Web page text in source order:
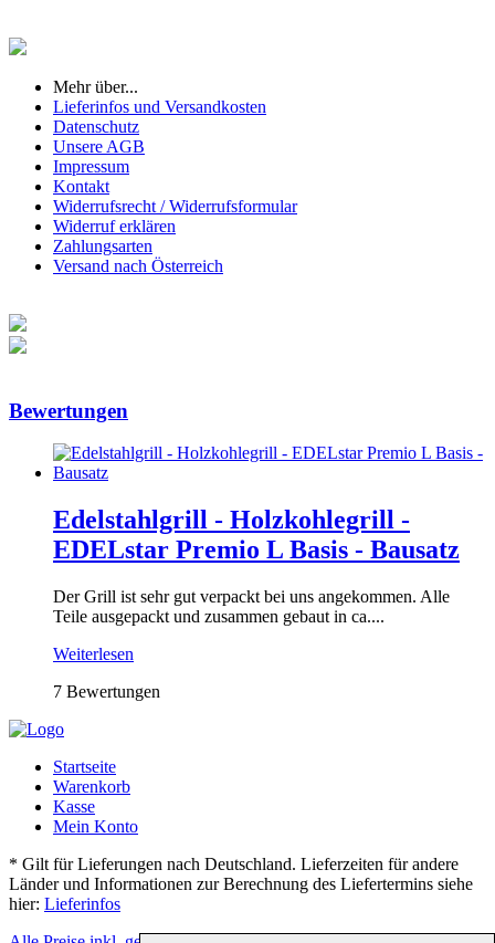
Mehr über...
Lieferinfos und Versandkosten
Datenschutz
Unsere AGB
Impressum
Kontakt
Widerrufsrecht / Widerrufsformular
Widerruf erklären
Zahlungsarten
Versand nach Österreich
Bewertungen
Edelstahlgrill - Holzkohlegrill -
EDELstar Premio L Basis - Bausatz
Der Grill ist sehr gut verpackt bei uns angekommen. Alle
Teile ausgepackt und zusammen gebaut in ca....
Weiterlesen
7 Bewertungen
Startseite
Warenkorb
Kasse
Mein Konto
* Gilt für Lieferungen nach Deutschland. Lieferzeiten für andere
Länder und Informationen zur Berechnung des Liefertermins siehe
hier: Lieferinfos